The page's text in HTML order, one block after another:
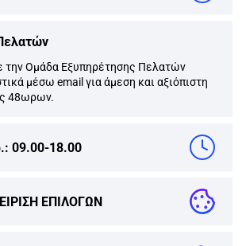
την Ομάδα Εξυπηρέτησης Πελατών
μέσω email για άμεση και αξιόπιστη
48ωρων.
09.00-18.00
ΕΠΙΛΟΓΩΝ